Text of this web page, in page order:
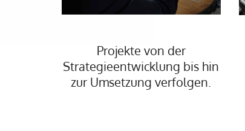
Projekte von der
Strategieentwicklung bis hin
zur Umsetzung verfolgen.